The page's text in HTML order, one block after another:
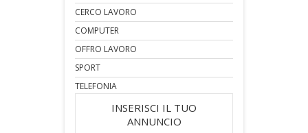
CERCO LAVORO
COMPUTER
OFFRO LAVORO
SPORT
TELEFONIA
INSERISCI IL TUO
ANNUNCIO